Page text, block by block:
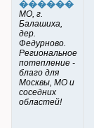
������
МО, г.
Балашиха,
дер.
Федурново.
Региональное
потепление -
благо для
Москвы, МО и
соседних
областей!